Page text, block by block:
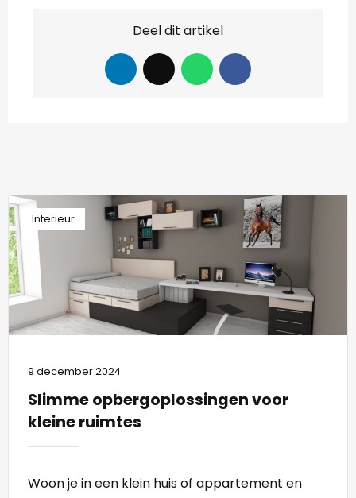
Deel dit artikel
Interieur
9 december 2024
Slimme opbergoplossingen voor
kleine ruimtes
Woon je in een klein huis of appartement en